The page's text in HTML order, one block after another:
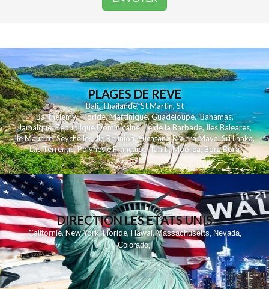
PLAGES DE REVE
Bali,Thailande,St Martin,St
Barthelemy,Floride,Martinique,Guadeloupe,Bahamas,
Jamaique,Republique Dominicaine,Ile de la Barbade,Iles Baleares,
Ile Maurice,Seychelles,Ile Reunion,Yucatan - Riviera Maya,Sri Lanka,
Las Terrenas,Polynesie Française,Tahiti,Moorea, Bora Bora
DIRECTION LES ETATS UNIS
Californie,New York,Floride,Hawai,Massachusetts, Nevada,
Colorado,